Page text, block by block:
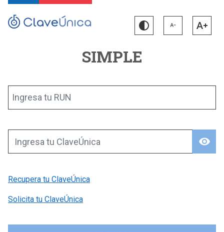
SIMPLE
Ingresa tu RUN
visibility
Ingresa tu ClaveÚnica
Recupera tu ClaveÚnica
Solicita tu ClaveÚnica